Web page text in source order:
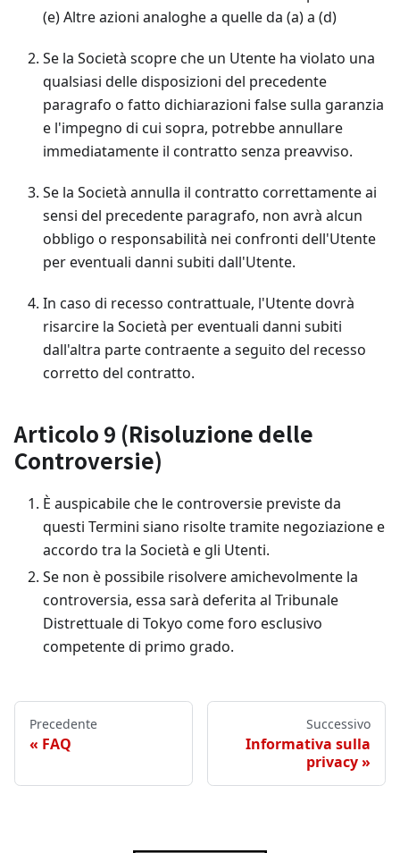
(e) Altre azioni analoghe a quelle da (a) a (d)
Se la Società scopre che un Utente ha violato una
qualsiasi delle disposizioni del precedente
paragrafo o fatto dichiarazioni false sulla garanzia
e l'impegno di cui sopra, potrebbe annullare
immediatamente il contratto senza preavviso.
Se la Società annulla il contratto correttamente ai
sensi del precedente paragrafo, non avrà alcun
obbligo o responsabilità nei confronti dell'Utente
per eventuali danni subiti dall'Utente.
In caso di recesso contrattuale, l'Utente dovrà
risarcire la Società per eventuali danni subiti
dall'altra parte contraente a seguito del recesso
corretto del contratto.
Articolo 9 (Risoluzione delle
Controversie)
È auspicabile che le controversie previste da
questi Termini siano risolte tramite negoziazione e
accordo tra la Società e gli Utenti.
Se non è possibile risolvere amichevolmente la
controversia, essa sarà deferita al Tribunale
Distrettuale di Tokyo come foro esclusivo
competente di primo grado.
Precedente
FAQ
Successivo
Informativa sulla
privacy